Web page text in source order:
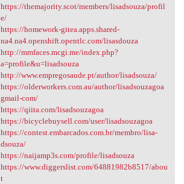
https://themajority.scot/members/lisadsouza/profil
e/
https://homework-gitea.apps.shared-
na4.na4.openshift.opentlc.com/lisasdouza
http://mmfaces.mcgi.me/index.php?
a=profile&u=lisadsouza
http://www.empregosaude.pt/author/lisadsouza/
https://olderworkers.com.au/author/lisadsouzagoa
gmail-com/
https://qiita.com/lisadsouzagoa
https://bicyclebuysell.com/user/lisadsouzagoa
https://contest.embarcados.com.br/membro/lisa-
dsouza/
https://naijamp3s.com/profile/lisadsouza
https://www.diggerslist.com/64881982b8517/abou
t